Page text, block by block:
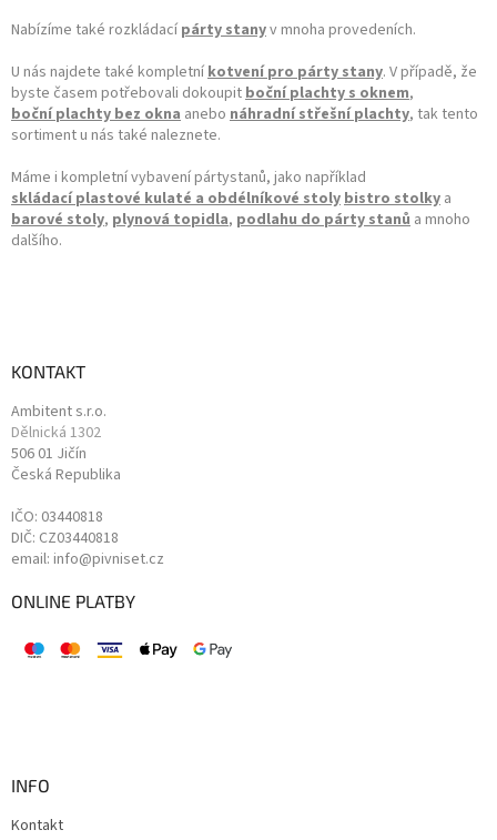
Nabízíme také rozkládací párty stanyv mnoha provedeních.
U nás najdete také kompletní kotvení pro párty stany. V případě, že
byste časem potřebovali dokoupit boční plachty s oknem,
boční plachty bez okna anebo náhradní střešní plachty, tak tento
sortiment u nás také naleznete.
Máme i kompletní vybavení pártystanů, jako například
skládací plastové kulaté a obdélníkové stoly bistro stolky a
barové stoly, plynová topidla, podlahu do párty stanů a mnoho
dalšího.
KONTAKT
Ambitent s.r.o.
Dělnická 1302
506 01 Jičín
Česká Republika
IČO: 03440818
DIČ: CZ03440818
email: info@pivniset.cz
ONLINE PLATBY
INFO
Kontakt